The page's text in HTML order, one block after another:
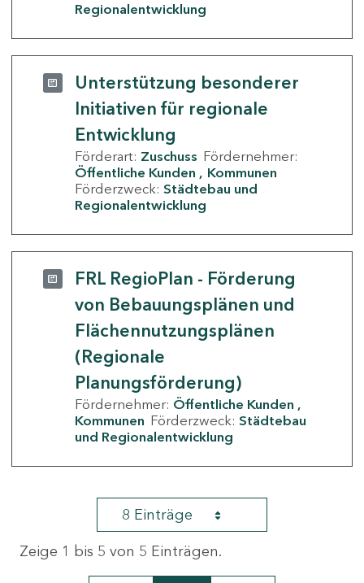
Regionalentwicklung
Unterstützung besonderer
Initiativen für regionale
Entwicklung
Förderart: Zuschuss Fördernehmer:
Öffentliche Kunden
Kommunen
Förderzweck: Städtebau und
Regionalentwicklung
FRL RegioPlan - Förderung
von Bebauungsplänen und
Flächennutzungsplänen
(Regionale
Planungsförderung)
Fördernehmer: Öffentliche Kunden
Kommunen Förderzweck: Städtebau
und Regionalentwicklung
8 Einträge
Zeige 1 bis 5 von 5 Einträgen.